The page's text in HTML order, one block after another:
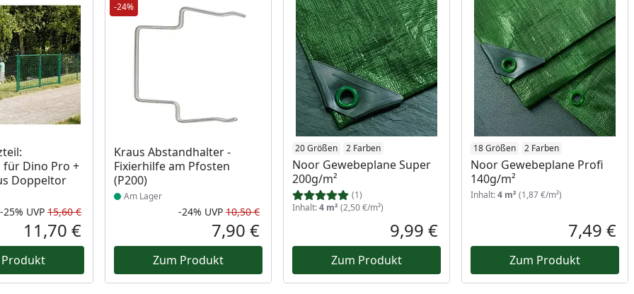
für Dino Pro +
Doppeltor
Rabatt in Prozent
-25%
Ursprünglicher Preis
UVP 15,60 €
Aktueller Preis
11,70 €
-24%
Kraus Abstandhalter -
Fixierhilfe am Pfosten
(P200)
Produkt am Lager
Am Lager
Rabatt in Prozent
-24%
Ursprünglicher Preis
UVP 10,50 €
Aktueller Preis
7,90 €
Zum Produkt
20 Größen 2 Farben
Noor Gewebeplane Super
200g/m²
(1)
Inhalt:4 m² (2,50 €/m²)
Aktueller Preis
9,99 €
Zum Produkt
18 Größen 2 Farben
Noor Gewebeplane Profi
140g/m²
Inhalt:4 m² (1,87 €/m²)
7,49 €
Zum Produkt